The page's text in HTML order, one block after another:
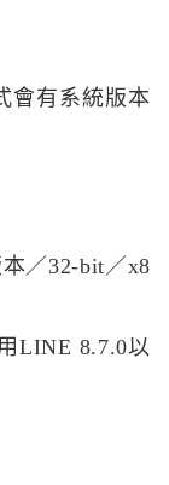
會有系統版本
／32-bit／x8
LINE 8.7.0以